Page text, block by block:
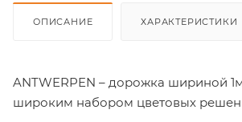
ОПИСАНИЕ ХАРАКТЕРИСТИКИ
ANTWERPEN – дорожка шириной
широким набором цветовых